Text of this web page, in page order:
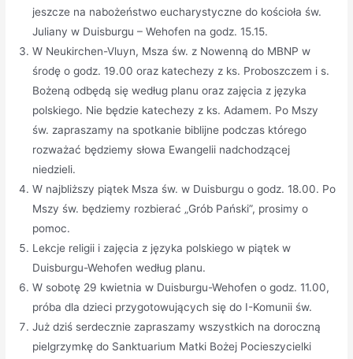
jeszcze na nabożeństwo eucharystyczne do kościoła św.
Juliany w Duisburgu – Wehofen na godz. 15.15.
W Neukirchen-Vluyn, Msza św. z Nowenną do MBNP w
środę o godz. 19.00 oraz katechezy z ks. Proboszczem i s.
Bożeną odbędą się według planu oraz zajęcia z języka
polskiego. Nie będzie katechezy z ks. Adamem. Po Mszy
św. zapraszamy na spotkanie biblijne podczas którego
rozważać będziemy słowa Ewangelii nadchodzącej
niedzieli.
W najbliższy piątek Msza św. w Duisburgu o godz. 18.00. Po
Mszy św. będziemy rozbierać „Grób Pański”, prosimy o
pomoc.
Lekcje religii i zajęcia z języka polskiego w piątek w
Duisburgu-Wehofen według planu.
W sobotę 29 kwietnia w Duisburgu-Wehofen o godz. 11.00,
próba dla dzieci przygotowujących się do I-Komunii św.
Już dziś serdecznie zapraszamy wszystkich na doroczną
pielgrzymkę do Sanktuarium Matki Bożej Pocieszycielki